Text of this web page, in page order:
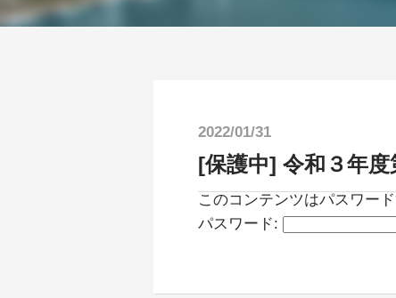
2022/01/31
[保護中] 令和３年
このコンテンツはパスワー
パスワード: